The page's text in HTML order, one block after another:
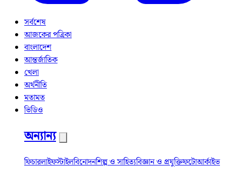
সর্বশেষ
আজকের পত্রিকা
বাংলাদেশ
আন্তর্জাতিক
খেলা
অর্থনীতি
মতামত
ভিডিও
অন্যান্য
ফিচারলাইফস্টাইলবিনোদনশিল্প ও সাহিত্যবিজ্ঞান ও প্রযুক্তিফটোআর্কাইভ